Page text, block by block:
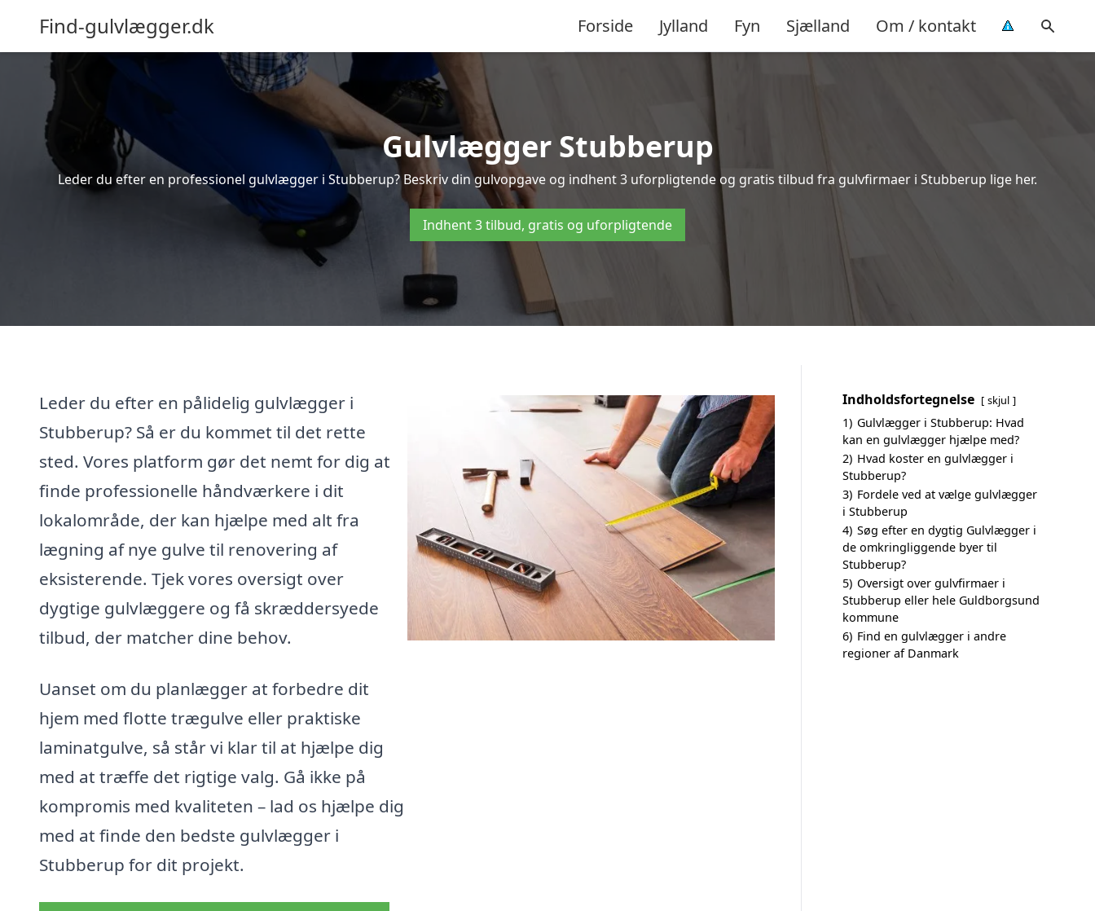
Find-gulvlægger.dk Forside Jylland Fyn Sjælland Om / kontakt
Gulvlægger Stubberup
Leder du efter en professionel gulvlægger i Stubberup? Beskriv din gulvopgave og indhent 3 uforpligtende og gratis tilbud fra gulvfirmaer i Stubberup lige her.
Indhent 3 tilbud, gratis og uforpligtende
Leder du efter en pålidelig gulvlægger i
Stubberup? Så er du kommet til det rette
sted. Vores platform gør det nemt for dig at
finde professionelle håndværkere i dit
lokalområde, der kan hjælpe med alt fra
lægning af nye gulve til renovering af
eksisterende. Tjek vores oversigt over
dygtige gulvlæggere og få skræddersyede
tilbud, der matcher dine behov.
Uanset om du planlægger at forbedre dit
hjem med flotte trægulve eller praktiske
laminatgulve, så står vi klar til at hjælpe dig
med at træffe det rigtige valg. Gå ikke på
kompromis med kvaliteten – lad os hjælpe dig
med at finde den bedste gulvlægger i
Stubberup for dit projekt.
Indholdsfortegnelse skjul
1) Gulvlægger i Stubberup: Hvad
kan en gulvlægger hjælpe med?
2) Hvad koster en gulvlægger i
Stubberup?
3) Fordele ved at vælge gulvlægger
i Stubberup
4) Søg efter en dygtig Gulvlægger i
de omkringliggende byer til
Stubberup?
5) Oversigt over gulvfirmaer i
Stubberup eller hele Guldborgsund
kommune
6) Find en gulvlægger i andre
regioner af Danmark